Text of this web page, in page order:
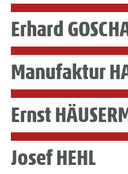
Erhard
Manufaktur
Ernst
Josef HEHL